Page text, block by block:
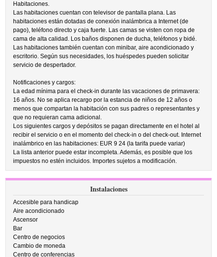
Habitaciones.
Las habitaciones cuentan con televisor de pantalla plana. Las
habitaciones están dotadas de conexión inalámbrica a Internet (de
pago), teléfono directo y caja fuerte. Las camas se visten con ropa de
cama de alta calidad. Los baños disponen de ducha, teléfonos y bidé.
Las habitaciones también cuentan con minibar, aire acondicionado y
escritorio. Según sus necesidades, los huéspedes pueden solicitar
servicio de despertador.
Notificaciones y cargos:
La edad mínima para el check-in durante las vacaciones de primavera:
16 años. No se aplica recargo por la estancia de niños de 12 años o
menos que compartan la habitación con sus padres o representantes y
que no requieran cama adicional.
Los siguientes cargos y depósitos se pagan directamente en el hotel al
recibir el servicio o en el momento del check-in o del check-out. Internet
inalámbrico en las habitaciones: EUR 9 24 (la tarifa puede variar)
La lista anterior puede estar incompleta. Además, es posible que los
impuestos no estén incluidos. Importes sujetos a modificación.
Instalaciones
Accesible para handicap
Aire acondicionado
Ascensor
Bar
Centro de negocios
Cambio de moneda
Centro de conferencias